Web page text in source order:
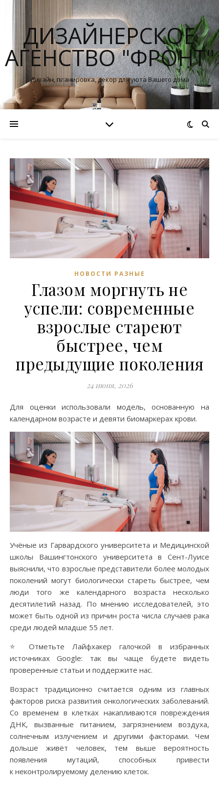
ДИЗАЙНЕРСКОЕ
АГЕНСТВО "ФРОНТ"
Дизайн, планировка, декор для уюта Вашего дома
НОВОСТИ РАЗНЫЕ
Глазом моргнуть не
успели: современные
взрослые стареют
быстрее, чем
предыдущие поколения
24 июня, 2026
Для оценки использовали модель, основанную на
календарном возрасте и девяти биомаркерах крови.
Учёные из Гарвардского университета и Медицинской
школы Вашингтонского университета в Сент-Луисе
выяснили, что взрослые представители более молодых
поколений могут биологически стареть быстрее, чем
люди того же календарного возраста несколько
десятилетий назад. По мнению исследователей, это
может быть одной из причин роста числа случаев рака
среди людей младше 55 лет.
⭐ Отметьте Лайфхакер галочкой в избранных
источниках Google: так вы чаще будете видеть
проверенные статьи и поддержите нас.
Возраст традиционно считается одним из главных
факторов риска развития онкологических заболеваний.
Со временем в клетках накапливаются повреждения
ДНК, вызванные питанием, загрязнением воздуха,
солнечным излучением и другими факторами. Чем
дольше живёт человек, тем выше вероятность
появления мутаций, способных привести
к неконтролируемому делению клеток.